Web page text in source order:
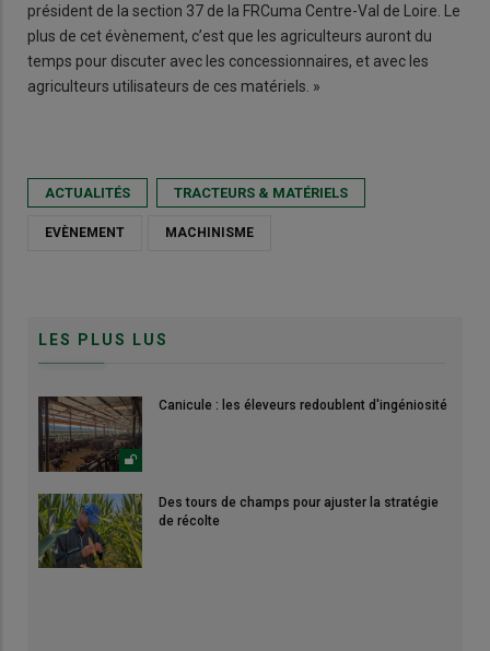
président de la section 37 de la FRCuma Centre-Val de Loire. Le
plus de cet évènement, c’est que les agriculteurs auront du
temps pour discuter avec les concessionnaires, et avec les
agriculteurs utilisateurs de ces matériels. »
ACTUALITÉS TRACTEURS & MATÉRIELS
EVÈNEMENT MACHINISME
LES PLUS LUS
Canicule : les éleveurs redoublent d'ingéniosité
Des tours de champs pour ajuster la stratégie
de récolte